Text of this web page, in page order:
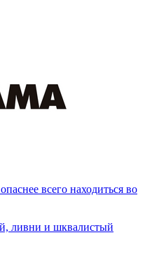
всего находиться во
ливни и шквалистый